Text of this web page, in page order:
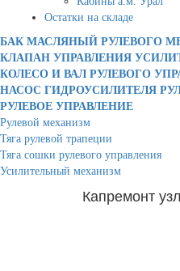
Остатки на складе
БАК МАСЛЯНЫЙ РУЛЕВОГО
КЛАПАН УПРАВЛЕНИЯ
КОЛЕСО И ВАЛ РУЛЕВОГО
НАСОС ГИДРОУСИЛИТЕЛЯ
РУЛЕВОЕ УПРАВЛЕНИЕ
Рулевой механизм
Тяга рулевой трапеции
Тяга сошки рулевого управления
Усилительный механизм
Капремонт